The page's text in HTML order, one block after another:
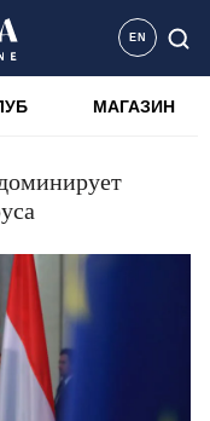
EN
МАГАЗИН